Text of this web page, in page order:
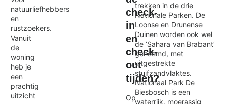
natuurliefhebbers
en
rustzoekers.
Vanuit
de
woning
heb je
een
prachtig
uitzicht
check-
in
en
check-
out
tijden?
Op
trekken in de drie
Nationale Parken. De
Loonse en Drunense
Duinen worden ook wel
de ‘Sahara van Brabant’
genoemd, met
uitgestrekte
stuifzandvlaktes.
Nationaal Park De
Biesbosch is een
waterrijk, moerassig